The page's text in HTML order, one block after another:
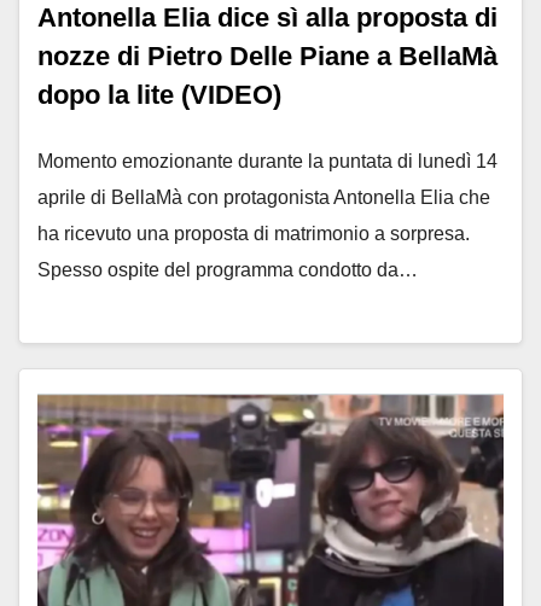
Antonella Elia dice sì alla proposta di
nozze di Pietro Delle Piane a BellaMà
dopo la lite (VIDEO)
Momento emozionante durante la puntata di lunedì 14
aprile di BellaMà con protagonista Antonella Elia che
ha ricevuto una proposta di matrimonio a sorpresa.
Spesso ospite del programma condotto da…